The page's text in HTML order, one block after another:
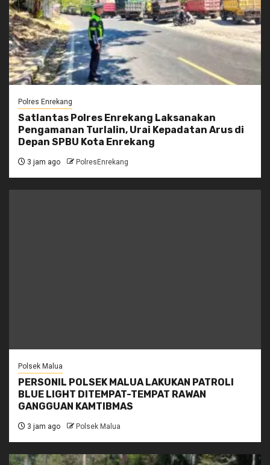
Polres Enrekang
Satlantas Polres Enrekang Laksanakan
Pengamanan Turlalin, Urai Kepadatan Arus di
Depan SPBU Kota Enrekang
3 jam ago PolresEnrekang
Polsek Malua
PERSONIL POLSEK MALUA LAKUKAN PATROLI
BLUE LIGHT DITEMPAT-TEMPAT RAWAN
GANGGUAN KAMTIBMAS
3 jam ago Polsek Malua